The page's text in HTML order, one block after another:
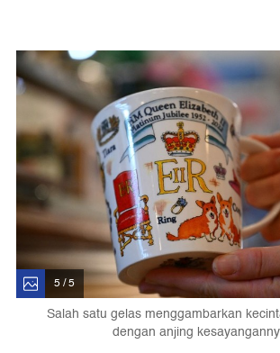
5 / 5
Salah satu gelas menggambarkan
dengan anjing